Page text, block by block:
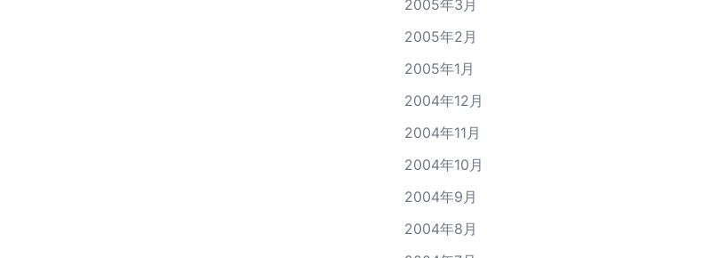
2005年3月
2005年2月
2005年1月
2004年12月
2004年11月
2004年10月
2004年9月
2004年8月